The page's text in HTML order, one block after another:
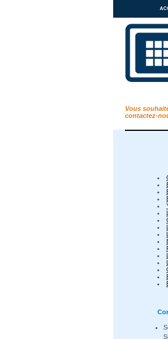
Vous
contactez-